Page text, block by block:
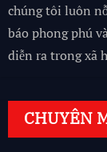
chúng tôi luôn
báo phong phú
diễn ra trong xã
CHUYÊN